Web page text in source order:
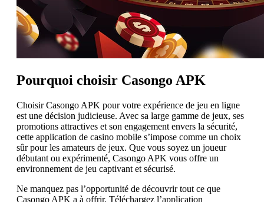
Pourquoi choisir Casongo APK
Choisir Casongo APK pour votre expérience de jeu en ligne
est une décision judicieuse. Avec sa large gamme de jeux, ses
promotions attractives et son engagement envers la sécurité,
cette application de casino mobile s’impose comme un choix
sûr pour les amateurs de jeux. Que vous soyez un joueur
débutant ou expérimenté, Casongo APK vous offre un
environnement de jeu captivant et sécurisé.
Ne manquez pas l’opportunité de découvrir tout ce que
Casongo APK a à offrir. Téléchargez l’application